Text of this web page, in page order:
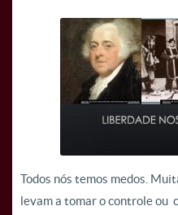
Todos nós temos medos.
levam a tomar o controle ou